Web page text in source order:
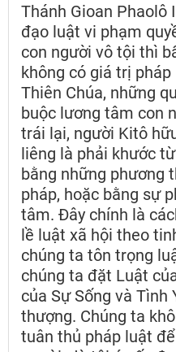
Thánh Gioan Phaolô
đạo luật vi phạm
con người vô tội thì
không có giá trị
Thiên Chúa, những
buộc lương tâm con
trái lại, người Kitô
liêng là phải khước
bằng những phương
pháp, hoặc bằng sự
tâm. Đây chính là
lề luật xã hội theo
chúng ta tôn trọng
chúng ta đặt Luật
của Sự Sống và
thượng. Chúng ta
tuân thủ pháp luật